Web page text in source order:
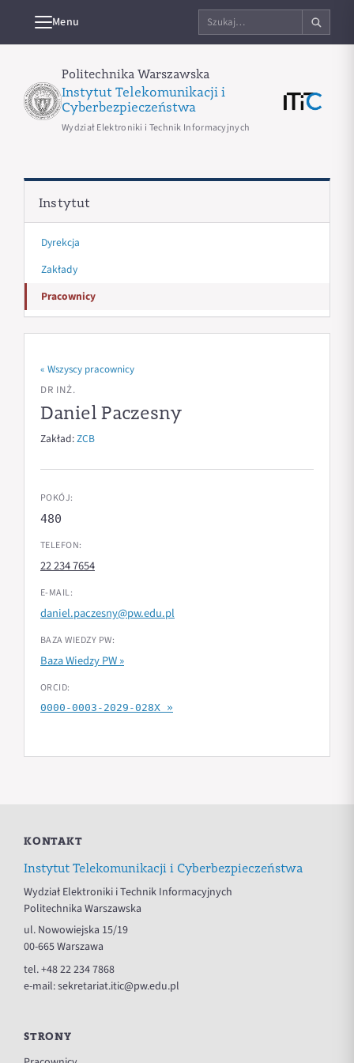
Menu
Szukaj
na
stronie
Politechnika Warszawska
Instytut Telekomunikacji i
Cyberbezpieczeństwa
Wydział Elektroniki i Technik Informacyjnych
« Wszyscy pracownicy
DR INŻ.
Daniel Paczesny
Zakład:ZCB
POKÓJ:
480
TELEFON:
22 234 7654
E-MAIL:
daniel.paczesny@pw.edu.pl
BAZA WIEDZY PW:
Baza Wiedzy PW »
ORCID:
0000-0003-2029-028X »
Instytut
Dyrekcja
Zakłady
Pracownicy
KONTAKT
Instytut Telekomunikacji i Cyberbezpieczeństwa
Wydział Elektroniki i Technik Informacyjnych
Politechnika Warszawska
ul. Nowowiejska 15/19
00-665 Warszawa
tel.+48 22 234 7868
e-mail:sekretariat.itic@pw.edu.pl
STRONY